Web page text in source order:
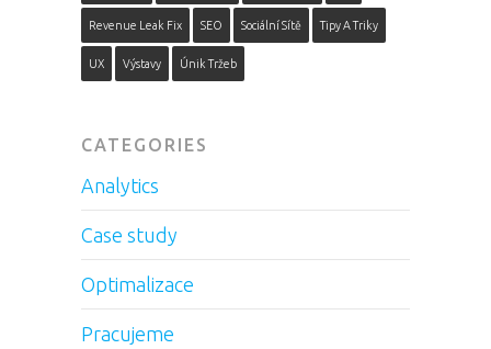
Revenue Leak Fix SEO Sociální Sítě Tipy A Triky
UX Výstavy Únik Tržeb
CATEGORIES
Analytics
Case study
Optimalizace
Pracujeme